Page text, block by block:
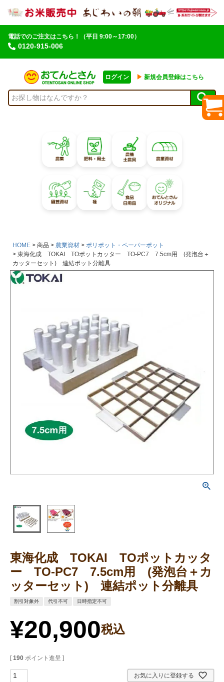
電話でのご注文はこちら！
0120-915-006
（平日 9:00～17:00）
ログイン ▶︎ 新規会員登録はこちら
HOME 商品 農業資材
ポリポット・ペーパーポット
東海化成 TOKAI TOポットカッター TO-PC7 7.5cm用 (発泡台＋
カッターセット) 連結ポット分離具
東海化成 TOKAI TOポットカッタ
ー TO-PC7 7.5cm用 (発泡台＋カ
ッターセット) 連結ポット分離具
割引対象外 代引不可 日時指定不可
¥20,900税込
[ 190 ポイント進呈 ]
お気に入りに登録する